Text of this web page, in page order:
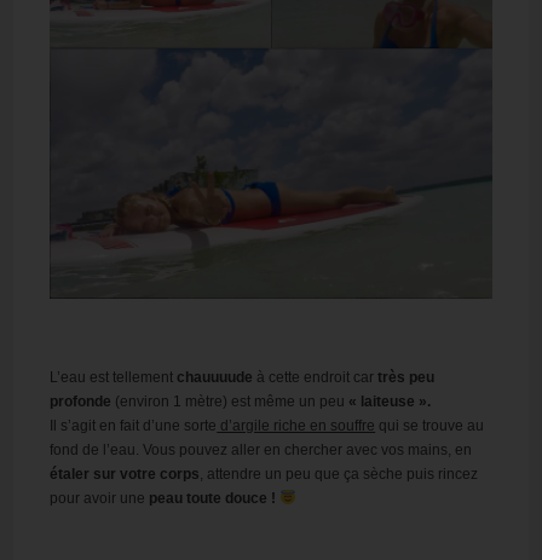
L’eau est tellement chauuuude à cette endroit cartrès peu
profonde (environ 1 mètre) est même un peu « laiteuse ».
Il s’agit en fait d’une sorte d’argile riche en souffre qui se trouve au
fond de l’eau. Vous pouvez aller en chercher avec vos mains, en
étaler sur votre corps , attendre un peu que ça sèche puis rincez
pour avoir une peau toute douce !